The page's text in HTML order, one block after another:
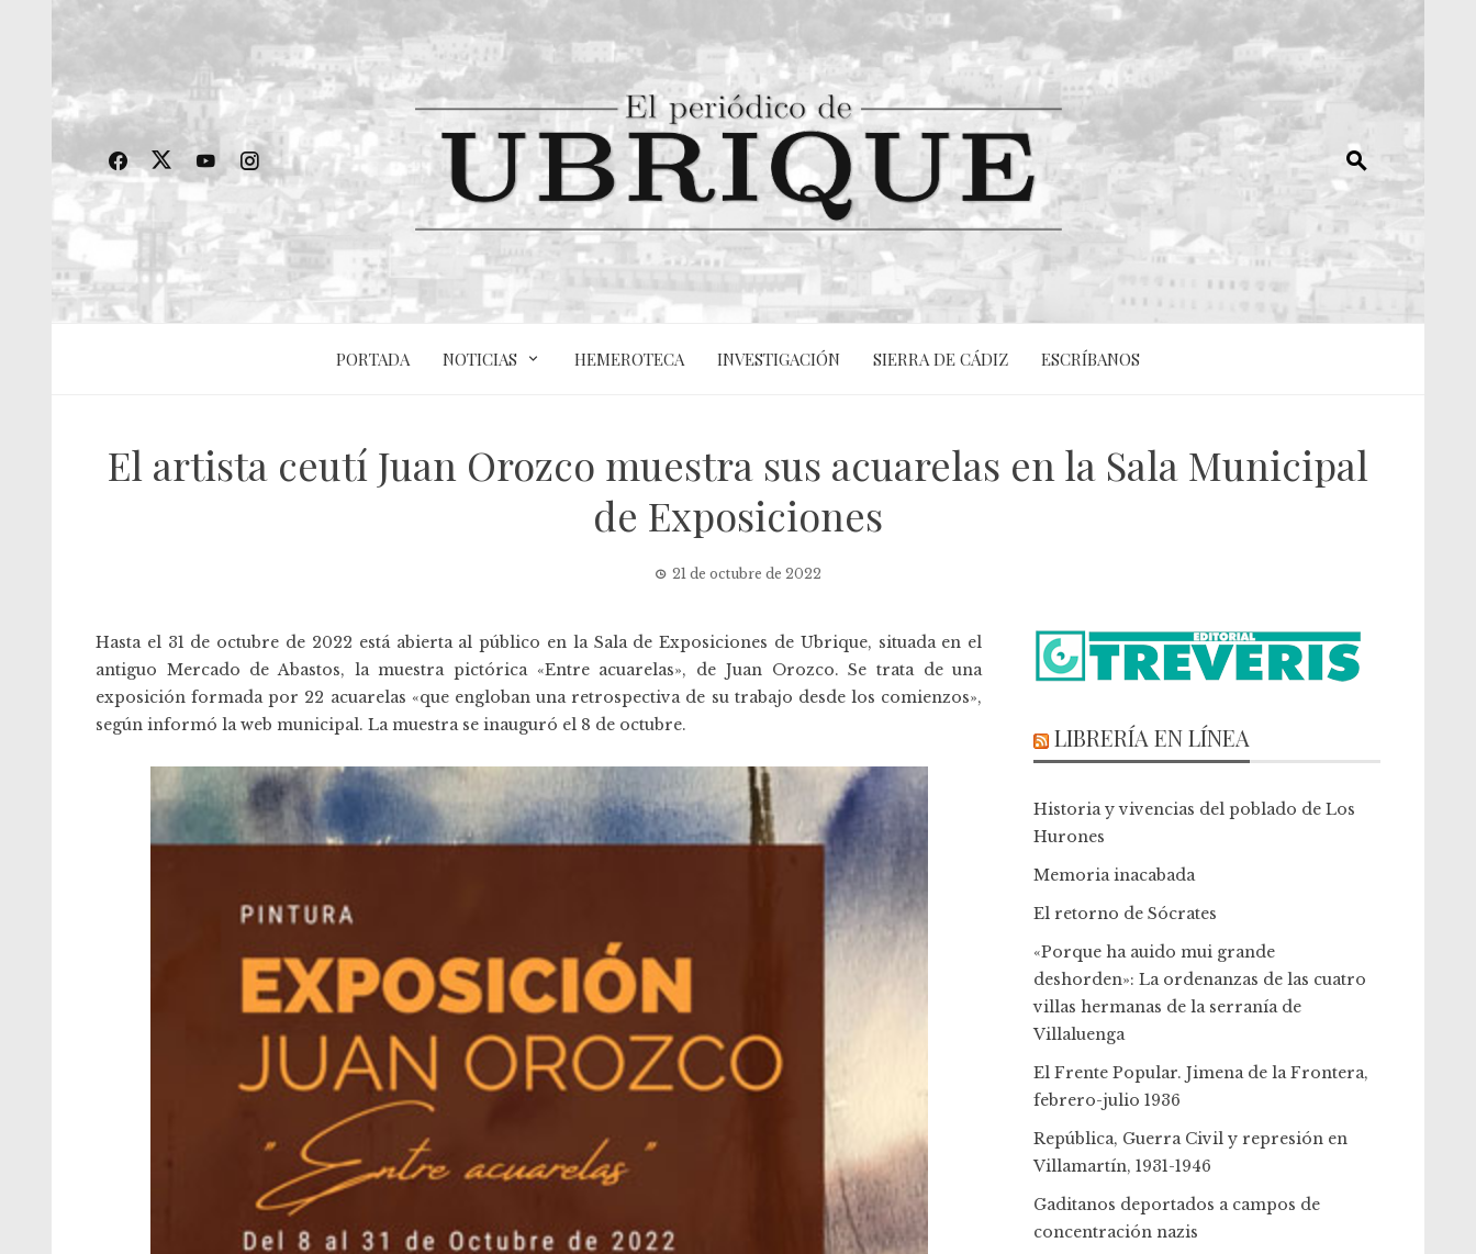
PORTADA NOTICIAS HEMEROTECA INVESTIGACIÓN SIERRA DE CÁDIZ ESCRÍBANOS
El artista ceutí Juan Orozco muestra sus acuarelas en la Sala Municipal
de Exposiciones
21 de octubre de 2022
Hasta el 31 de octubre de 2022 está abierta al público en la Sala de Exposiciones de Ubrique, situada en el
antiguo Mercado de Abastos, la muestra pictórica «Entre acuarelas», de Juan Orozco. Se trata de una
exposición formada por 22 acuarelas «que engloban una retrospectiva de su trabajo desde los comienzos»,
según informó la web municipal. La muestra se inauguró el 8 de octubre.
LIBRERÍA EN LÍNEA
Historia y vivencias del poblado de Los
Hurones
Memoria inacabada
El retorno de Sócrates
«Porque ha auido mui grande
deshorden»: La ordenanzas de las cuatro
villas hermanas de la serranía de
Villaluenga
El Frente Popular. Jimena de la Frontera,
febrero-julio 1936
República, Guerra Civil y represión en
Villamartín, 1931-1946
Gaditanos deportados a campos de
concentración nazis